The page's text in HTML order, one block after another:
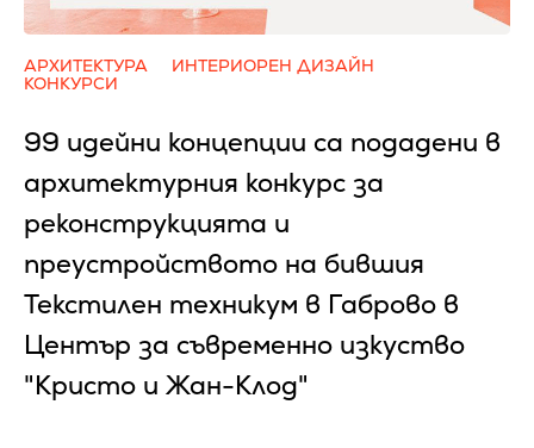
АРХИТЕКТУРА
ИНТЕРИОРЕН ДИЗАЙН
КОНКУРСИ
99 идейни концепции са подадени в
архитектурния конкурс за
реконструкцията и
преустройството на бившия
Текстилен техникум в Габрово в
Център за съвременно изкуство
"Кристо и Жан-Клод"